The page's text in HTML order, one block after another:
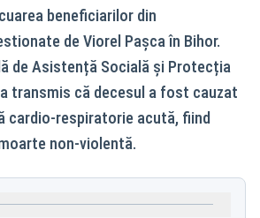
beneficiarilor din
de Viorel Pașca în Bihor.
de Asistență Socială și Protecția
transmis că decesul a fost cauzat
cardio-respiratorie acută, fiind
non-violentă.